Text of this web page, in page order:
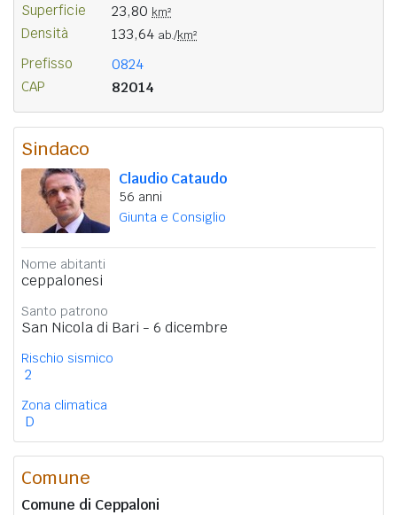
Superficie 23,80 km²
Densità 133,64 ab./km²
Prefisso 0824
CAP 82014
Sindaco
Claudio Cataudo
56 anni
Giunta e Consiglio
Nome abitanti
ceppalonesi
Santo patrono
San Nicola di Bari - 6 dicembre
Rischio sismico
2
Zona climatica
D
Comune
Comune di Ceppaloni